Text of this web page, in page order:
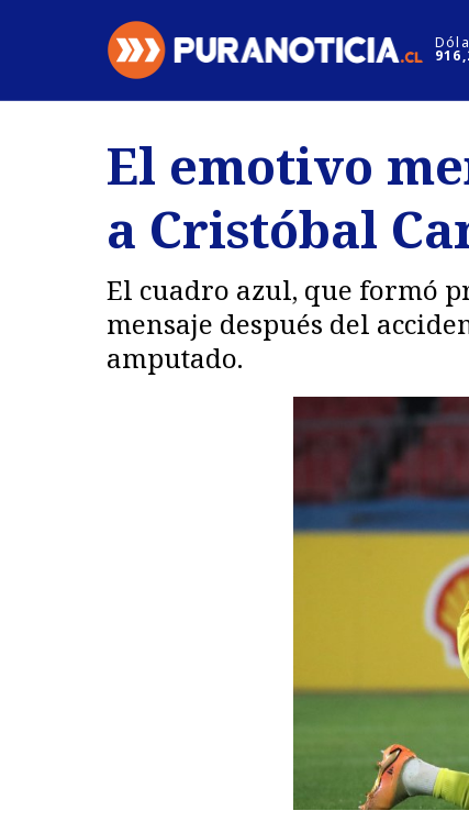
Regiones
Deportes Motores
El emotivo
a Cristóbal
El cuadro azul, que formó
mensaje después del
amputado.